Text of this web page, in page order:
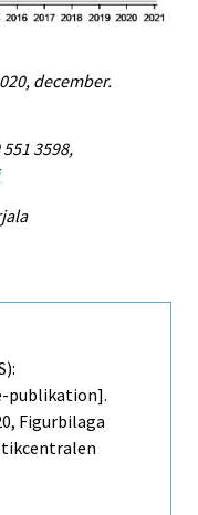
december.
3598,
publikation].
Figurbilaga